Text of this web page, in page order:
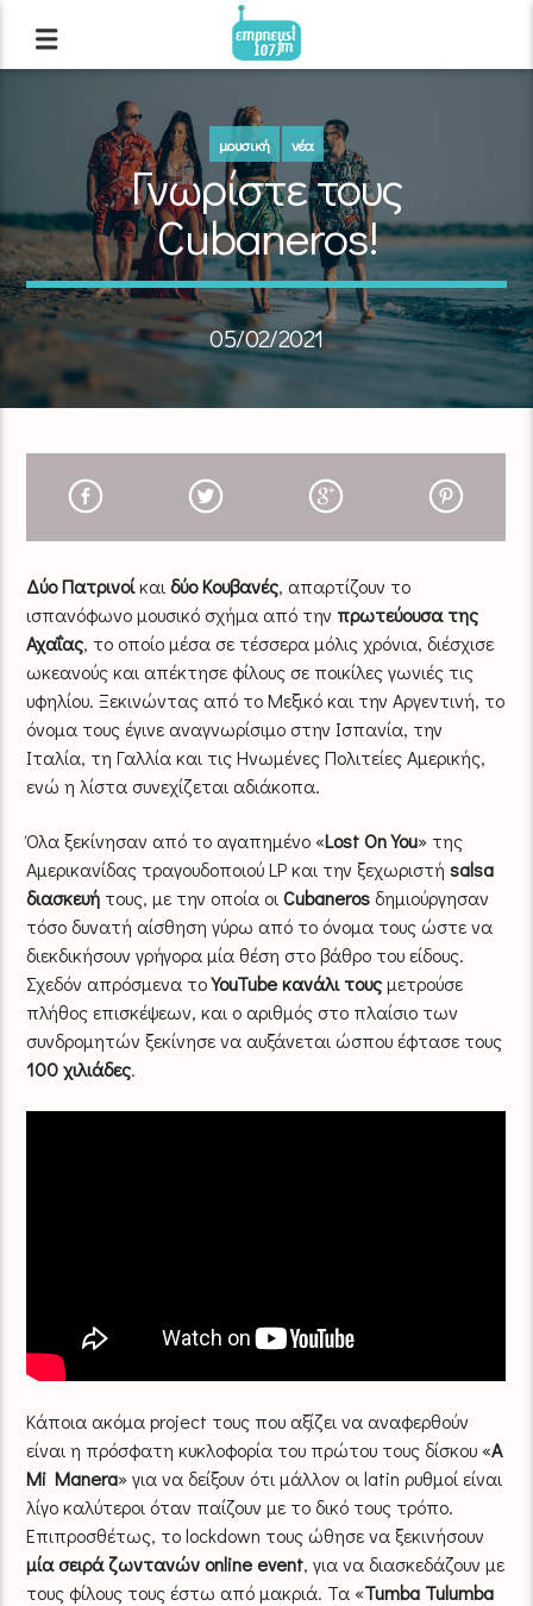
μουσική νέα
Γνωρίστε τους
Cubaneros!
05/02/2021
Δύο Πατρινοίκαι δύο Κουβανές, απαρτίζουν το
ισπανόφωνο μουσικό σχήμα από την πρωτεύουσα της
Αχαΐας, το οποίο μέσα σε τέσσερα μόλις χρόνια, διέσχισε
ωκεανούς και απέκτησε φίλους σε ποικίλες γωνιές τις
υφηλίου. Ξεκινώντας από το Μεξικό και την Αργεντινή, το
όνομα τους έγινε αναγνωρίσιμο στην Ισπανία, την
Ιταλία, τη Γαλλία και τις Ηνωμένες Πολιτείες Αμερικής,
ενώ η λίστα συνεχίζεται αδιάκοπα.
Όλα ξεκίνησαν από το αγαπημένο «Lost On You» της
Αμερικανίδας τραγουδοποιού LP και την ξεχωριστή salsa
διασκευή τους, με την οποία οιCubaneros δημιούργησαν
τόσο δυνατή αίσθηση γύρω από το όνομα τους ώστε να
διεκδικήσουν γρήγορα μία θέση στο βάθρο του είδους.
Σχεδόν απρόσμενα τοYouTube κανάλι τουςμετρούσε
πλήθος επισκέψεων, και ο αριθμός στο πλαίσιο των
συνδρομητών ξεκίνησε να αυξάνεται ώσπου έφτασε τους
100 χιλιάδες.
Κάποια ακόμα project τους που αξίζει να αναφερθούν
είναι η πρόσφατη κυκλοφορία του πρώτου τους δίσκου «A
Mi Manera» για να δείξουν ότι μάλλον οι latin ρυθμοί είναι
λίγο καλύτεροι όταν παίζουν με το δικό τους τρόπο.
Επιπροσθέτως, το lockdown τους ώθησε να ξεκινήσουν
μία σειρά ζωντανών online event, για να διασκεδάζουν με
τους φίλους τους έστω από μακριά. Τα «Tumba Tulumba